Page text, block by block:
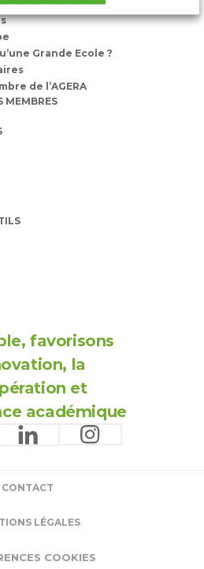
Grande Ecole ?
de l’AGERA
MEMBRES
favorisons
la
et
académique
CONTACT
LÉGALES
COOKIES